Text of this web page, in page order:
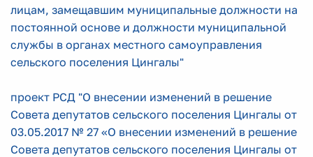
лицам, замещавшим муниципальные должности на
постоянной основе и должности муниципальной
службы в органах местного самоуправления
сельского поселения Цингалы"
проект РСД "О внесении изменений в решение
Совета депутатов сельского поселения Цингалы от
03.05.2017 № 27 «О внесении изменений в решение
Совета депутатов сельского поселения Цингалы от